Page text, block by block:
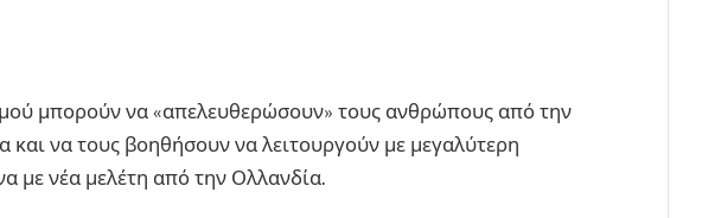
μπορούν να «απελευθερώσουν» τους ανθρώπους από την
και να τους βοηθήσουν να λειτουργούν με μεγαλύτερη
με νέα μελέτη από την Ολλανδία.